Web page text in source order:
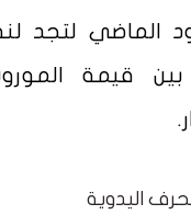
الماضي لتجد
قيمة
اليدوية